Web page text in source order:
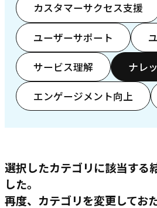
カスタマーサクセス支援
ユーザーサポート
サービス理解 ナレ
エンゲージメント向上
選択したカテゴリに該当する
した。
再度、カテゴリを変更してお